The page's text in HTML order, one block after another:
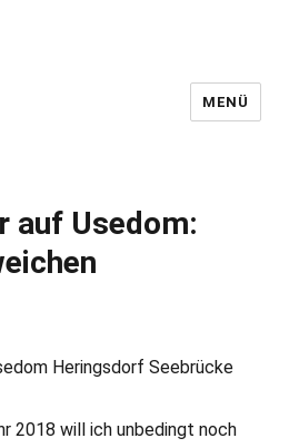
MENÜ
auf Usedom:
2018 will ich unbedingt noch